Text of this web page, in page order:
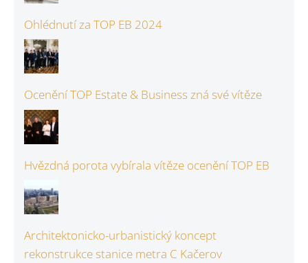
Ohlédnutí za TOP EB 2024
Ocenění TOP Estate & Business zná své vítěze
Hvězdná porota vybírala vítěze ocenění TOP EB
Architektonicko-urbanistický koncept
rekonstrukce stanice metra C Kačerov